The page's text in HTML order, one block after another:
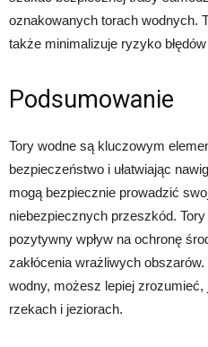
oznakowanych torach wodnych.
także minimalizuje ryzyko
Podsumowanie
Tory wodne są kluczowym
bezpieczeństwo i ułatwiając
mogą bezpiecznie prowadzić
niebezpiecznych przeszkód.
pozytywny wpływ na ochronę
zakłócenia wrażliwych
wodny, możesz lepiej zrozumieć,
rzekach i jeziorach.